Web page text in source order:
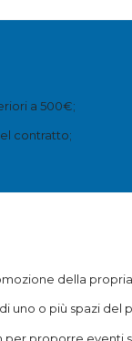
a 500€;
contratto;
della
uno o più spazi del
proporre eventi